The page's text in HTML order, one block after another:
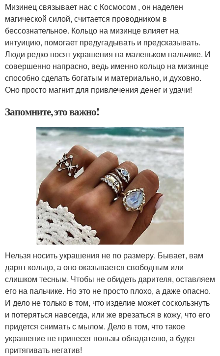
Мизинец связывает нас с Космосом , он наделен
магической силой, считается проводником в
бессознательное. Кольцо на мизинце влияет на
интуицию, помогает предугадывать и предсказывать.
Люди редко носят украшения на маленьком пальчике. И
совершенно напрасно, ведь именно кольцо на мизинце
способно сделать богатым и материально, и духовно.
Оно просто магнит для привлечения денег и удачи!
Запомните, это важно!
Нельзя носить украшения не по размеру. Бывает, вам
дарят кольцо, а оно оказывается свободным или
слишком тесным. Чтобы не обидеть дарителя, оставляем
его на пальчике. Но это не просто плохо, а даже опасно.
И дело не только в том, что изделие может соскользнуть
и потеряться навсегда, или же врезаться в кожу, что его
придется снимать с мылом. Дело в том, что такое
украшение не принесет пользы обладателю, а будет
притягивать негатив!